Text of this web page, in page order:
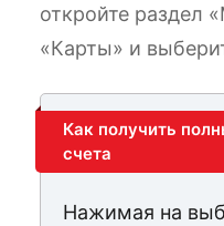
откройте раздел
«Карты» и
Как получить
счета
Нажимая на